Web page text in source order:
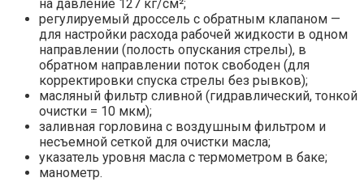
на давление 127 кг/см²;
регулируемый дроссель с обратным клапаном —
для настройки расхода рабочей жидкости в одном
направлении (полость опускания стрелы), в
обратном направлении поток свободен (для
корректировки спуска стрелы без рывков);
масляный фильтр сливной (гидравлический, тонкой
очистки = 10 мкм);
заливная горловина с воздушным фильтром и
несъемной сеткой для очистки масла;
указатель уровня масла с термометром в баке;
манометр.